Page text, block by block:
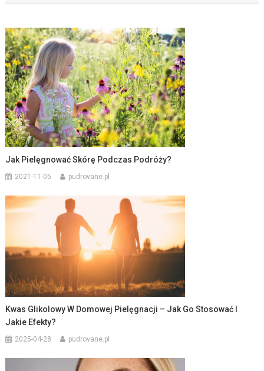
Jak Pielęgnować Skórę Podczas Podróży?
2021-11-05 pudrovane.pl
Kwas Glikolowy W Domowej Pielęgnacji – Jak Go Stosować I
Jakie Efekty?
2025-04-28 pudrovane.pl